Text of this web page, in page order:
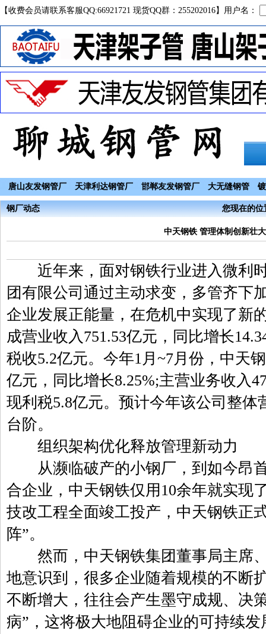
【收费会员请联系客服QQ:66921721 现货QQ群：255202016】用户名：
唐山友发钢管厂 天津利达钢管厂 邯郸友发钢管厂 大无缝钢管
钢厂动态 您现在的
中天钢铁 管理体制创新壮
近年来，面对钢铁行业进入微利
团有限公司通过主动求变，多管齐下
企业发展正能量，在危机中实现了新
成营业收入751.53亿元，同比增长
税收5.2亿元。今年1月~7月份，中天
亿元，同比增长8.25%;主营业务收入
现利税5.8亿元。预计今年该公司整体
台阶。
组织架构优化释放管理新动力
从濒临破产的小钢厂，到如今昂首
合企业，中天钢铁仅用10余年就实现
技改工程全面竣工投产，中天钢铁正
阵”。
然而，中天钢铁集团董事局主席
地意识到，很多企业随着规模的不断
不断增大，往往会产生墨守成规、决
病”，这将极大地阻碍企业的可持续